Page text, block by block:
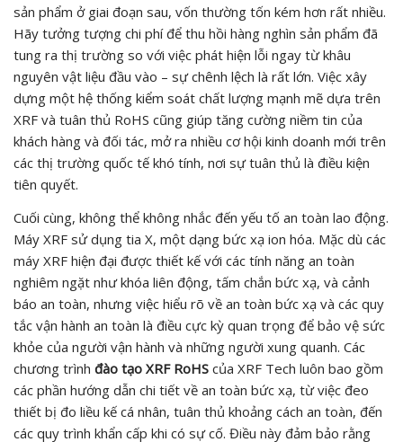
sản phẩm ở giai đoạn sau, vốn thường tốn kém hơn rất nhiều.
Hãy tưởng tượng chi phí để thu hồi hàng nghìn sản phẩm đã
tung ra thị trường so với việc phát hiện lỗi ngay từ khâu
nguyên vật liệu đầu vào – sự chênh lệch là rất lớn. Việc xây
dựng một hệ thống kiểm soát chất lượng mạnh mẽ dựa trên
XRF và tuân thủ RoHS cũng giúp tăng cường niềm tin của
khách hàng và đối tác, mở ra nhiều cơ hội kinh doanh mới trên
các thị trường quốc tế khó tính, nơi sự tuân thủ là điều kiện
tiên quyết.
Cuối cùng, không thể không nhắc đến yếu tố an toàn lao động.
Máy XRF sử dụng tia X, một dạng bức xạ ion hóa. Mặc dù các
máy XRF hiện đại được thiết kế với các tính năng an toàn
nghiêm ngặt như khóa liên động, tấm chắn bức xạ, và cảnh
báo an toàn, nhưng việc hiểu rõ về an toàn bức xạ và các quy
tắc vận hành an toàn là điều cực kỳ quan trọng để bảo vệ sức
khỏe của người vận hành và những người xung quanh. Các
chương trình đào tạo XRF RoHS của XRF Tech luôn bao gồm
các phần hướng dẫn chi tiết về an toàn bức xạ, từ việc đeo
thiết bị đo liều kế cá nhân, tuân thủ khoảng cách an toàn, đến
các quy trình khẩn cấp khi có sự cố. Điều này đảm bảo rằng